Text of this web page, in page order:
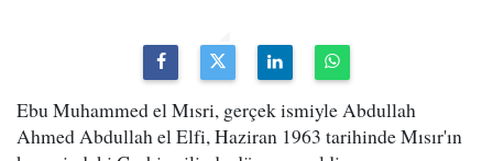
Ebu Muhammed el Mısri, gerçek ismiyle Abdullah
Ahmed Abdullah el Elfi, Haziran 1963 tarihinde Mısır'ın